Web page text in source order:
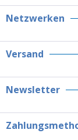
Netzwerken
Versand
Newsletter